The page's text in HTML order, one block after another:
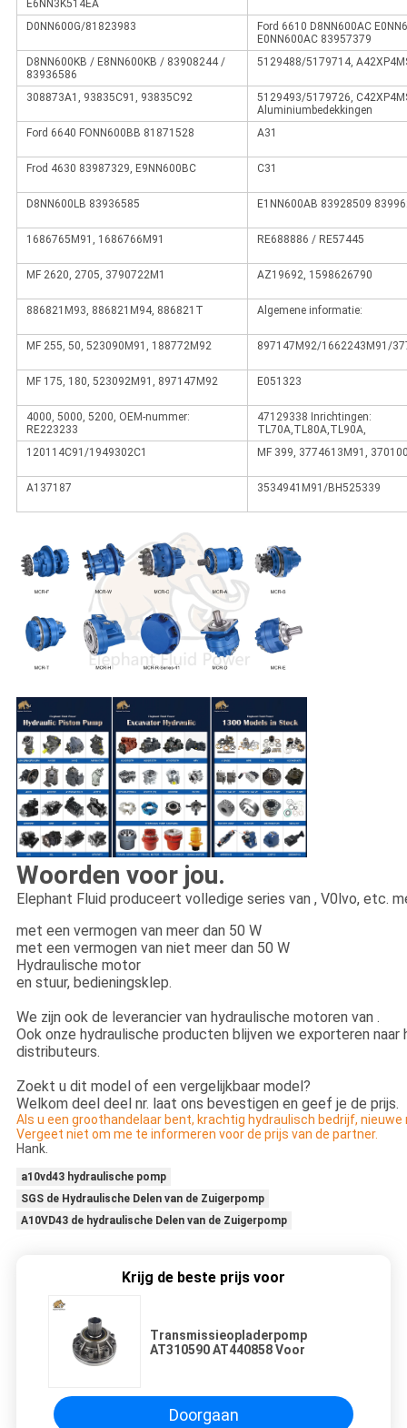
E6NN3K514EA
D0NN600G/81823983
Ford 6610 D8NN600AC
E0NN600AC 83957379
D8NN600KB / E8NN600KB / 83908244 /
83936586
5129488/5179714,
308873A1, 93835C91, 93835C92
5129493/5179726,
Aluminiumbedekkingen
Ford 6640 FONN600BB 81871528
A31
Frod 4630 83987329, E9NN600BC C31
D8NN600LB 83936585 E1NN600AB 83928509
1686765M91, 1686766M91 RE688886 / RE57445
MF 2620, 2705, 3790722M1 AZ19692, 1598626790
886821M93, 886821M94, 886821T Algemene informatie:
MF 255, 50, 523090M91, 188772M92 897147M92/1662243M91/
MF 175, 180, 523092M91, 897147M92 E051323
4000, 5000, 5200, OEM-nummer:
RE223233
47129338 Inrichtingen:
TL70A,TL80A,TL90A,
120114C91/1949302C1
MF 399, 3774613M91,
A137187 3534941M91/BH525339
Woorden voor jou.
Elephant Fluid produceert volledige series van , V0lvo, etc.
met een vermogen van meer dan 50 W
met een vermogen van niet meer dan 50 W
Hydraulische motor
en stuur, bedieningsklep.
We zijn ook de leverancier van hydraulische motoren van .
Ook onze hydraulische producten blijven we exporteren naar
distributeurs.
Zoekt u dit model of een vergelijkbaar model?
Welkom deel deel nr. laat ons bevestigen en geef je de prijs.
Als u een groothandelaar bent, krachtig hydraulisch bedrijf,
Vergeet niet om me te informeren voor de prijs van de partner.
Hank.
a10vd43 hydraulische pomp
SGS de Hydraulische Delen van de Zuigerpomp
A10VD43 de hydraulische Delen van de Zuigerpomp
Krijg de beste prijs voor
Transmissieopladerpomp
AT310590 AT440858 Voor
Doorgaan